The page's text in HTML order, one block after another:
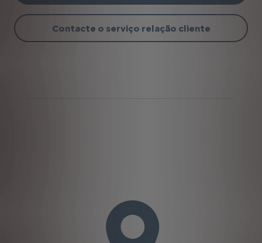
Contacte o serviço relação cliente